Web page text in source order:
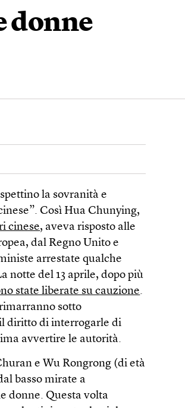
donne
la sovranità e
Così Hua Chunying,
cinese, aveva risposto alle
dal Regno Unito e
arrestate qualche
notte del 13 aprile, dopo più
state liberate su cauzione.
sotto
diritto di interrogarle di
avvertire le autorità.
e Wu Rongrong (di età
basso mirate a
donne. Questa volta